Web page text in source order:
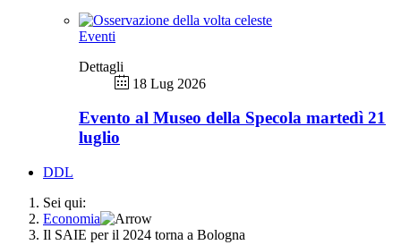
Eventi
Dettagli
18 Lug 2026
Evento al Museo della Specola martedì 21
luglio
DDL
Sei qui:
Economia
Il SAIE per il 2024 torna a Bologna